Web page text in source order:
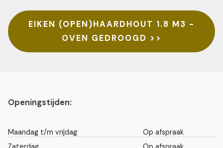
EIKEN (OPEN)HAARDHOUT 1.8 M3 -
OVEN GEDROOGD >>
Openingstijden:
Maandag t/m vrijdag
Op afspraak